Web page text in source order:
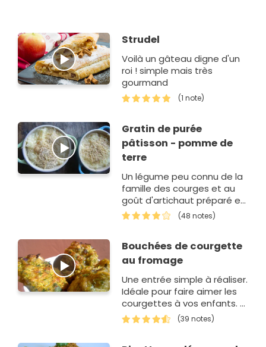
Strudel
Voilà un gâteau digne d'un
roi ! simple mais très
gourmand
(1 note)
Gratin de purée
pâtisson - pomme de
terre
Un légume peu connu de la
famille des courges et au
goût d'artichaut préparé en
purée avec de la pomme
de terre et gratiné. Un régal
(48 notes)
Bouchées de courgette
au fromage
Une entrée simple à réaliser.
Idéale pour faire aimer les
courgettes à vos enfants. A
servir avec une petite
salade ou en
(39 notes)